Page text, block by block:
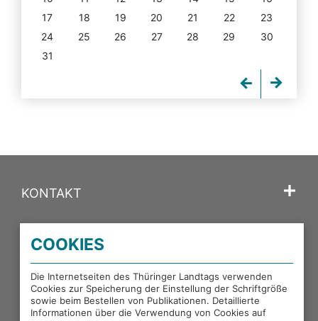
17
18 19 20 21 22
23
24
25 26 27 28 29
30
31
KONTAKT
PORTALE DES THÜRINGER LANDTAGS
EXTERNE LINKS
COOKIES
Die Internetseiten des Thüringer Landtags verwenden
Cookies zur Speicherung der Einstellung der Schriftgröße
sowie beim Bestellen von Publikationen. Detaillierte
Informationen über die Verwendung von Cookies auf